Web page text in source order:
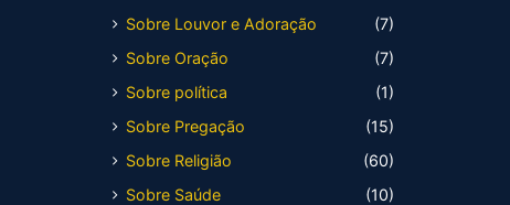
Sobre Louvor e Adoração
(7)
Sobre Oração
(7)
Sobre política
(1)
Sobre Pregação
(15)
Sobre Religião
(60)
Sobre Saúde
(10)